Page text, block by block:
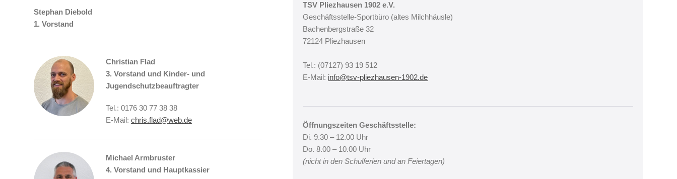
TSV Pliezhausen 1902 e.V.
Geschäftsstelle-Sportbüro (altes Milchhäusle)
Bachenbergstraße 32
72124 Pliezhausen
Tel.: (07127) 93 19 512
E-Mail: info@tsv-pliezhausen-1902.de
Öffnungszeiten Geschäftsstelle:
Di. 9.30 – 12.00 Uhr
Do. 8.00 – 10.00 Uhr
(nicht in den Schulferien und an Feiertagen)
Stephan Diebold
1. Vorstand
Christian Flad
3. Vorstand und Kinder- und
Jugendschutzbeauftragter
Tel.: 0176 30 77 38 38
E-Mail: chris.flad@web.de
Michael Armbruster
4. Vorstand und Hauptkassier